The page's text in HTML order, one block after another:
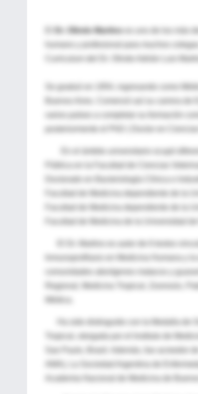
Dr. Olindo Martino
es uno de los más
humano y profesional para muchos colegas.
Se graduó en 1954, ingresando como
Buenos Aires. Comenzó así su carrera
En el ámbito universitario ocupó
Doctorado en Bacteriología Clínica e
Facultad de Medicina dependiente de la
El Dr. Martino es autor de 6 textos
comunidades aborígenes matacos y
Regional, Medicina Tropical, Zoonosis,
Ha sido distinguido con la Medalla de
Tropical, otorgada por el Instituto de
Sao Paulo, Brasil. Además, fue acreedor
AMA), La Sociedad Argentina de